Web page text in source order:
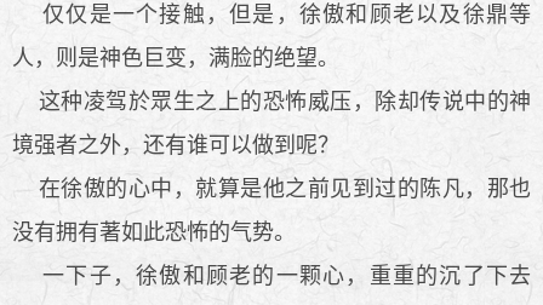
仅仅是一个接触，但是，徐傲和顾老以及徐鼎等
人，则是神色巨变，满脸的绝望。
这种凌驾於眾生之上的恐怖威压，除却传说中的神
境强者之外，还有谁可以做到呢？
在徐傲的心中，就算是他之前见到过的陈凡，那也
没有拥有著如此恐怖的气势。
一下子，徐傲和顾老的一颗心，重重的沉了下去